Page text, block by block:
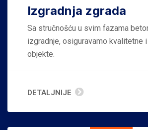
Izgradnja zgrada
Sa stručnošću u svim fazama
izgradnje, osiguravamo kvalitetne i
objekte.
DETALJNIJE